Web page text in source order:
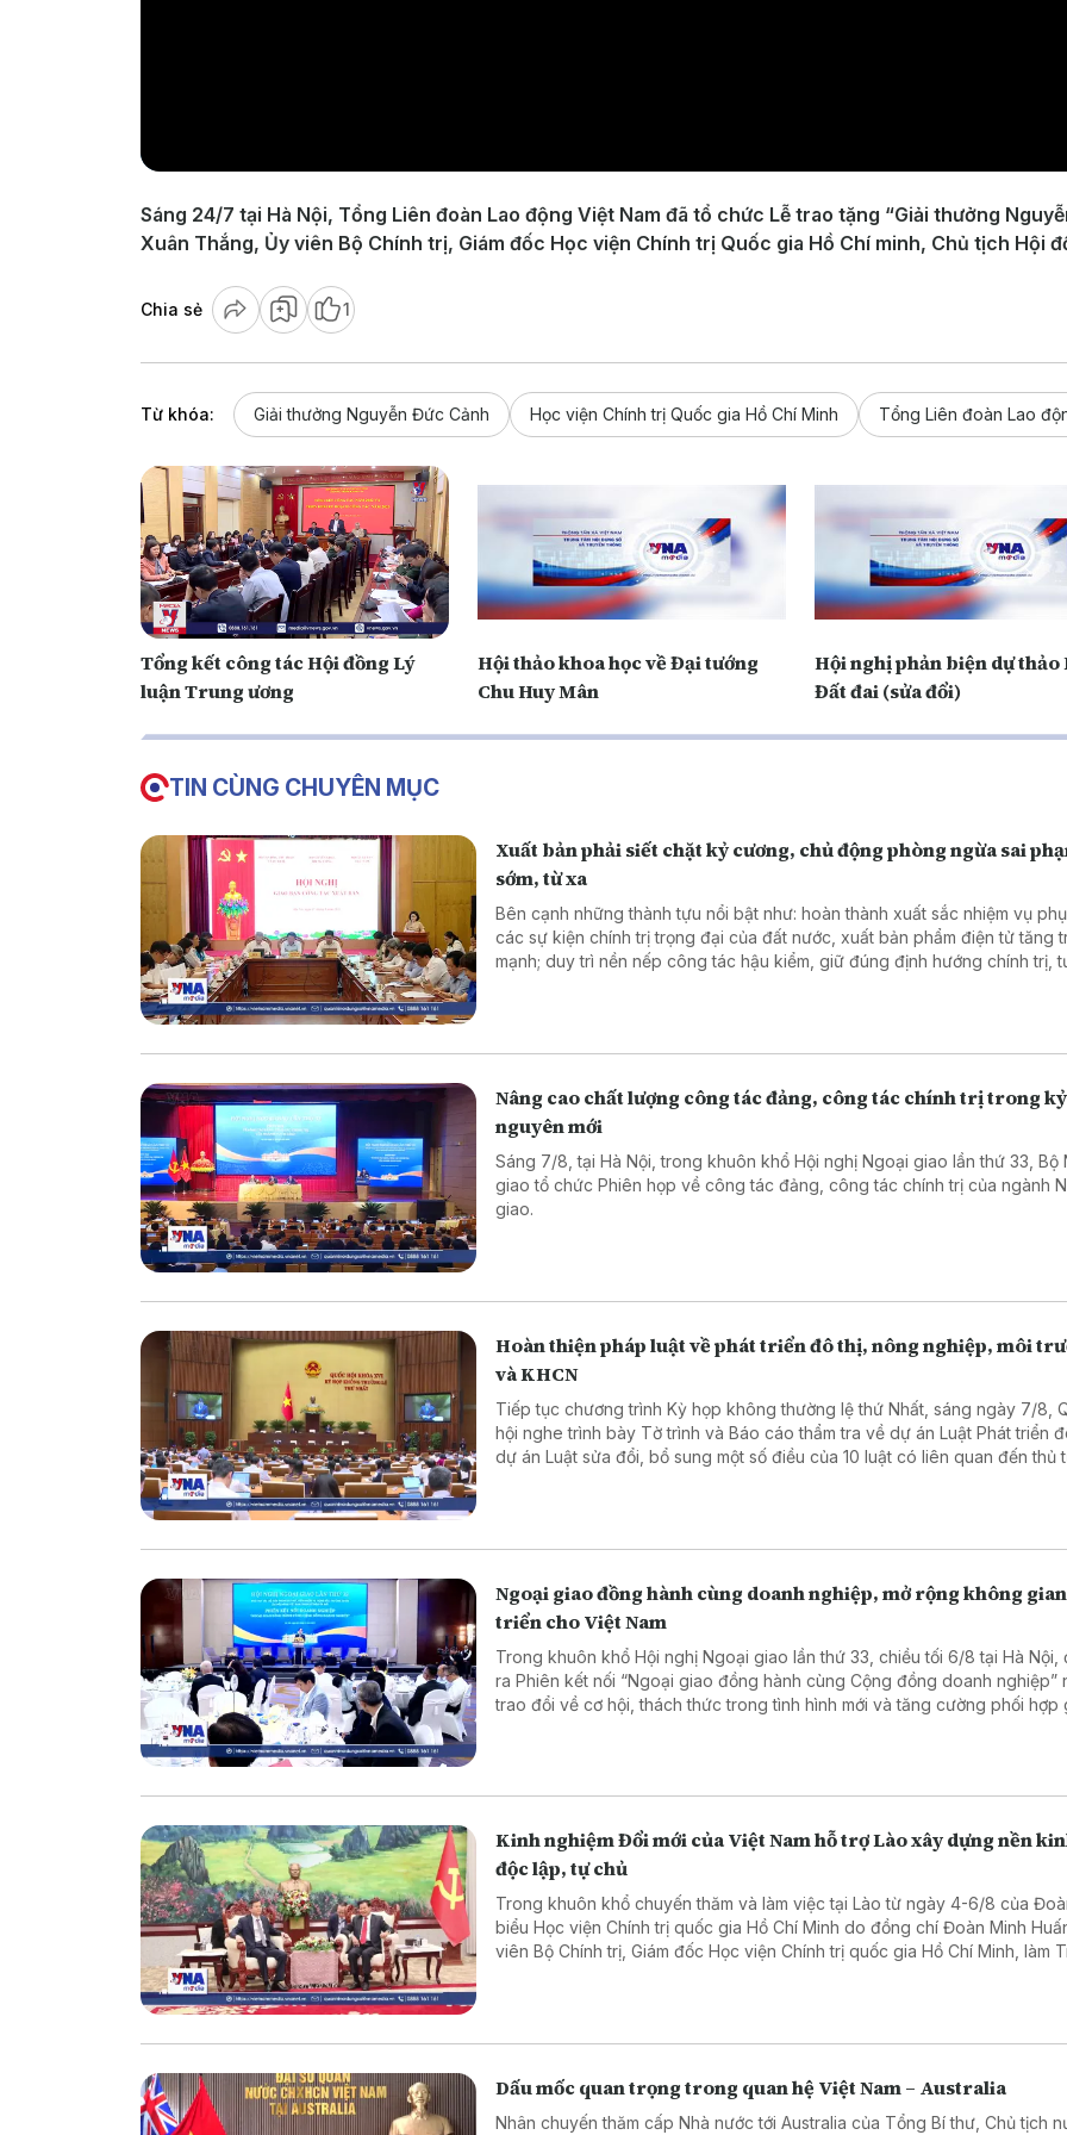
Sáng 24/7 tại Hà Nội, Tổng Liên đoàn Lao động Việt Nam đã tổ chức Lễ trao tặng “Giải thưởng
Xuân Thắng, Ủy viên Bộ Chính trị, Giám đốc Học viện Chính trị Quốc gia Hồ Chí minh, Chủ tịch Hội
Chia sẻ 1
Từ khóa: Giải thưởng Nguyễn Đức Cảnh Học viện Chính trị Quốc gia Hồ Chí Minh Tổng Liên đoàn Lao
Tổng kết công tác Hội đồng Lý
luận Trung ương
Hội thảo khoa học về Đại tướng
Chu Huy Mân
Hội nghị phản biện dự thảo
Đất đai (sửa đổi)
TIN CÙNG CHUYÊN MỤC
Xuất bản phải siết chặt kỷ cương, chủ động phòng ngừa sai
sớm, từ xa
Bên cạnh những thành tựu nổi bật như: hoàn thành xuất sắc nhiệm vụ
các sự kiện chính trị trọng đại của đất nước, xuất bản phẩm điện tử tăng
mạnh; duy trì nền nếp công tác hậu kiểm, giữ đúng định hướng chính trị,
cao chất lượng, chủ động phòng ngừa sai phạm từ sớm, từ xa - đây là
phối hợp Bộ Văn hóa, Thể thao và Du lịch, Hội Xuất bản Việt Nam tổ chức
7/8 tại Hà Nội.
Nâng cao chất lượng công tác đảng, công tác chính trị trong kỷ
nguyên mới
Sáng 7/8, tại Hà Nội, trong khuôn khổ Hội nghị Ngoại giao lần thứ 33, Bộ
giao tổ chức Phiên họp về công tác đảng, công tác chính trị của ngành
giao.
Hoàn thiện pháp luật về phát triển đô thị, nông nghiệp, môi
và KHCN
Tiếp tục chương trình Kỳ họp không thường lệ thứ Nhất, sáng ngày 7/8,
hội nghe trình bày Tờ trình và Báo cáo thẩm tra về dự án Luật Phát triển
dự án Luật sửa đổi, bổ sung một số điều của 10 luật có liên quan đến thủ
Quốc hội thảo luận tại tổ.
Ngoại giao đồng hành cùng doanh nghiệp, mở rộng không
triển cho Việt Nam
Trong khuôn khổ Hội nghị Ngoại giao lần thứ 33, chiều tối 6/8 tại Hà Nội,
ra Phiên kết nối “Ngoại giao đồng hành cùng Cộng đồng doanh nghiệp”
trao đổi về cơ hội, thách thức trong tình hình mới và tăng cường phối hợp
Kinh nghiệm Đổi mới của Việt Nam hỗ trợ Lào xây dựng nền
độc lập, tự chủ
Trong khuôn khổ chuyến thăm và làm việc tại Lào từ ngày 4-6/8 của
biểu Học viện Chính trị quốc gia Hồ Chí Minh do đồng chí Đoàn Minh
viên Bộ Chính trị, Giám đốc Học viện Chính trị quốc gia Hồ Chí Minh, làm
Dấu mốc quan trọng trong quan hệ Việt Nam – Australia
Nhân chuyến thăm cấp Nhà nước tới Australia của Tổng Bí thư, Chủ tịch